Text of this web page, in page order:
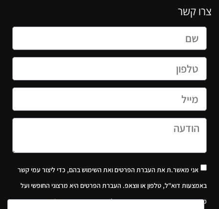
צרו קשר
אני מאשר.ת את העברת הפרטים ואת השימוש בהם, כדי ליצור עמי קשר
באמצעות דוא"ל, טלפון או ווצאפ. העברת הפרטים היא מרצוני החופשי ועל
מסירת הפרטים והשימוש במידע תחולמדיניות הפרטיות של האתר.